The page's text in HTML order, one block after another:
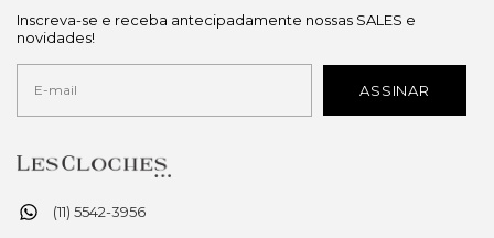
(11) 5542-3956
Inscreva-se e receba antecipadamente nossas SALES e
novidades!